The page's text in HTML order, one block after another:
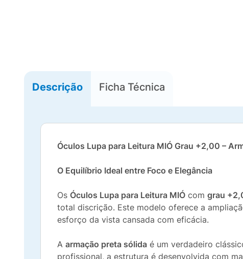
Descrição Ficha Técnica
Óculos Lupa para Leitura MIÓ Grau +2,00 –
O Equilíbrio Ideal entre Foco e Elegância
Os Óculos Lupa para Leitura MIÓ com grau
total discrição. Este modelo oferece a
esforço da vista cansada com eficácia.
A armação preta sólida é um verdadeiro
profissional, a estrutura é desenvolvida com